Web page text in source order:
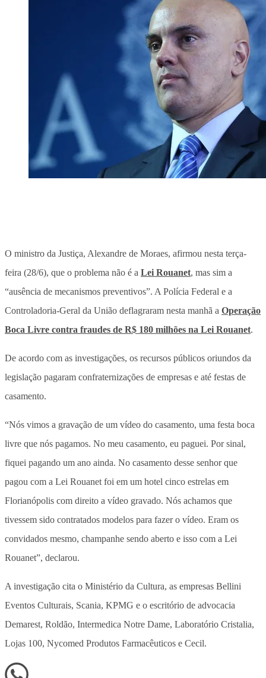
O ministro da Justiça, Alexandre de Moraes, afirmou nesta terça-
feira (28/6), que o problema não é a Lei Rouanet, mas sim a
“ausência de mecanismos preventivos”. A Polícia Federal e a
Controladoria-Geral da União deflagraram nesta manhã a Operação
Boca Livre contra fraudes de R$ 180 milhões na Lei Rouanet.
De acordo com as investigações, os recursos públicos oriundos da
legislação pagaram confraternizações de empresas e até festas de
casamento.
“Nós vimos a gravação de um vídeo do casamento, uma festa boca
livre que nós pagamos. No meu casamento, eu paguei. Por sinal,
fiquei pagando um ano ainda. No casamento desse senhor que
pagou com a Lei Rouanet foi em um hotel cinco estrelas em
Florianópolis com direito a vídeo gravado. Nós achamos que
tivessem sido contratados modelos para fazer o vídeo. Eram os
convidados mesmo, champanhe sendo aberto e isso com a Lei
Rouanet”, declarou.
A investigação cita o Ministério da Cultura, as empresas Bellini
Eventos Culturais, Scania, KPMG e o escritório de advocacia
Demarest, Roldão, Intermedica Notre Dame, Laboratório Cristalia,
Lojas 100, Nycomed Produtos Farmacêuticos e Cecil.